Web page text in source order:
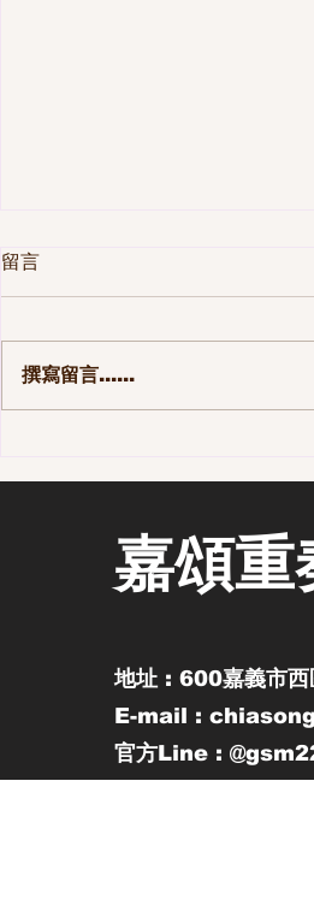
現的事
留言
撰寫留言......
嘉頌重
地址 : 600嘉義市
E-mail :
官方Line :